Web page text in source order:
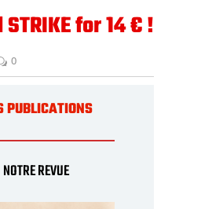
for 14 € !
0
PUBLICATIONS
NOTRE REVUE